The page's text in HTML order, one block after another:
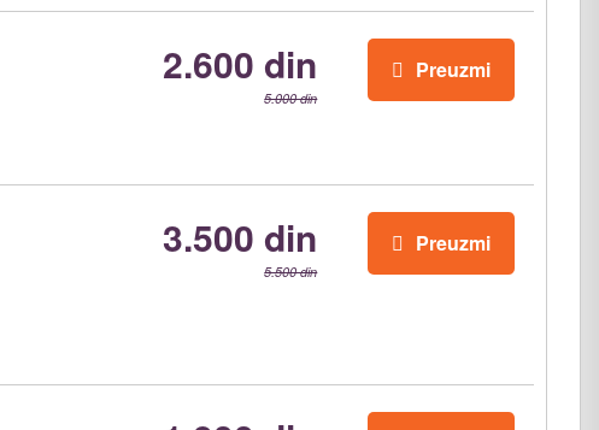
2.600 din
5.000 din
Preuzmi
3.500 din
5.500 din
Preuzmi